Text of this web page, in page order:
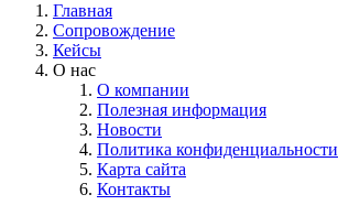
Главная
Сопровождение
Кейсы
О нас
О компании
Полезная информация
Новости
Политика конфиденциальности
Карта сайта
Контакты